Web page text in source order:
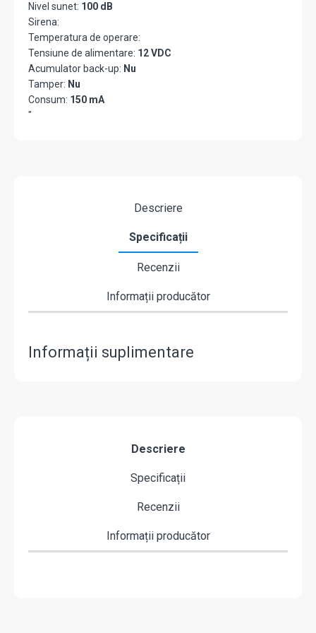
Nivel sunet: 100 dB
Sirena:
Temperatura de operare:
Tensiune de alimentare: 12 VDC
Acumulator back-up: Nu
Tamper: Nu
Consum: 150 mA
"
Descriere
Specificații
Recenzii
Informații producător
Informații suplimentare
Descriere
Specificații
Recenzii
Informații producător